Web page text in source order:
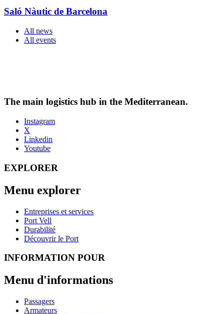
Saló Nàutic de Barcelona
All news
All events
The main logistics hub in the Mediterranean.
Instagram
X
Linkedin
Youtube
EXPLORER
Menu explorer
Entreprises et services
Port Vell
Durabilité
Découvrir le Port
INFORMATION POUR
Menu d'informations
Passagers
Armateurs